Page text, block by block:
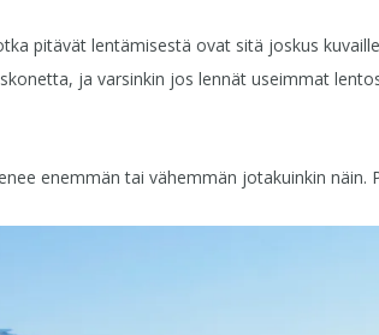
pitävät lentämisestä ovat sitä joskus
ja varsinkin jos lennät useimmat
enemmän tai vähemmän jotakuinkin näin.